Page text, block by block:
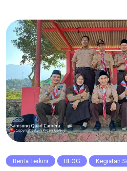
kategori ekstrakulikuler
[…]
Berita Terkini BLOG Kegiatan